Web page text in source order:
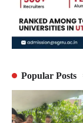
Popular Posts